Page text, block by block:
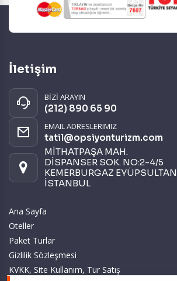
İletişim
BİZİ ARAYIN
(212) 890 65 90
EMAIL ADRESLERIMIZ
tatil@opsiyonturizm.com
MİTHATPAŞA MAH.
DİSPANSER SOK. NO:2-4/5
KEMERBURGAZ EYÜPSULTAN
İSTANBUL
Ana Sayfa
Oteller
Paket Turlar
Gizlilik Sözleşmesi
KVKK, Site Kullanım, Tur Satış